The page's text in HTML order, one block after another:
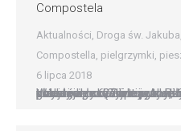
Compostela
Aktualności, Droga św. Jakuba
Compostella, pielgrzymki,
6 lipca 2018
W katedrze w Santiago de Compostela dobiegły końca prace renowacyjne przy Portyku Chwały – jednej z głównych części tej zabytkowej świątyni. Jej władze podały, że odnowiony element będzie dostępny dla turystów od 27 lipca. Analiza renowacji, przygotowanie planu i jego realizacja trwały łącznie około 12 lat i pochłonęły 6,2 mln euro. „Jesienią rozpoczną się kolejne…